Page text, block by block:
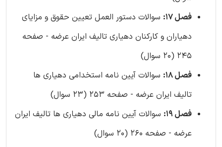
فصل 17:
سوالات دستور العمل تعیین حقوق و مزایای
دهیاران و کارکنان دهیاری تالیف ایران عرضه - صفحه
245 (20 سوال)
فصل 18:
سوالات آیین نامه استخدامی دهیاری ها
تالیف ایران عرضه - صفحه 253 (23 سوال)
فصل 19:
سوالات آیین نامه مالی دهیاری ها تالیف ایران
عرضه - صفحه 260 (20 سوال)